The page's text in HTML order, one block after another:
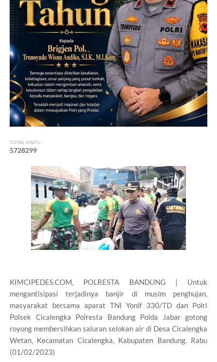
TOTAL VISITS :
5728299
KIMCIPEDES.COM, POLRESTA BANDUNG | Untuk
mengantisipasi terjadinya banjir di musim penghujan,
masyarakat bersama aparat TNI Yonif 330/TD dan Polri
Polsek Cicalengka Polresta Bandung Polda Jabar gotong
royong membersihkan saluran selokan air di Desa Cicalengka
Wetan, Kecamatan Cicalengka, Kabupaten Bandung. Rabu
(01/02/2023)